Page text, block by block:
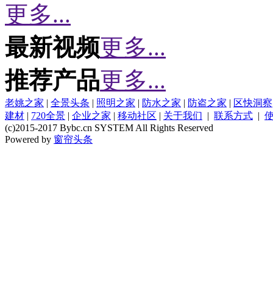
更多...
最新视频更多...
推荐产品更多...
老姚之家 | 全景头条 | 照明之家 | 防水之家 | 防盗之家 | 区快洞察
建材 | 720全景 | 企业之家 | 移动社区 | 关于我们 | 联系方式 |
(c)2015-2017 Bybc.cn SYSTEM All Rights Reserved
Powered by 窗帘头条